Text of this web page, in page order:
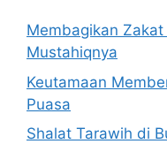
Membagikan
Mustahiqnya
Keutamaan
Puasa
Shalat Tarawih di